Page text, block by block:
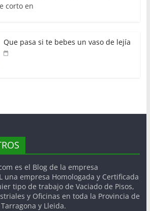
corto en
Que pasa si te bebes un vaso de lejía
es el Blog de la empresa
una empresa Homologada y Certificada
tipo de trabajo de Vaciado de Pisos,
y Oficinas en toda la Provincia de
y Lleida.